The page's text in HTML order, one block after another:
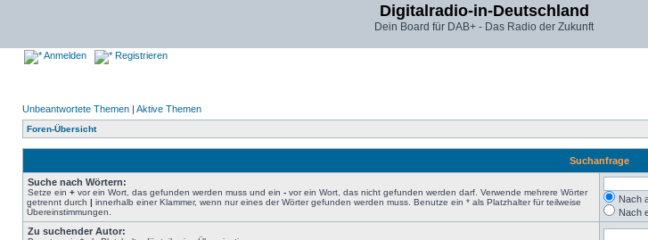
Digitalradio-in-Deutschland
Dein Board für DAB+ - Das Radio der Zukunft
Anmelden Registrieren
Unbeantwortete Themen | Aktive Themen
Foren-Übersicht
Suchanfrage
Suche nach Wörtern:
Setze ein + vor ein Wort, das gefunden werden muss und ein - vor ein Wort, das nicht gefunden werden darf. Verwende mehrere Wörter
getrennt durch | innerhalb einer Klammer, wenn nur eines der Wörter gefunden werden muss. Benutze ein * als Platzhalter für teilweise
Übereinstimmungen.
Nach
Nach
Zu suchender Autor: